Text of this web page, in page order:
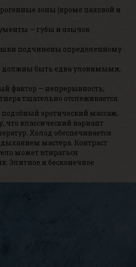
зоны (кроме паховой и
— губы и язычок
подчинены определенному
должны быть едва уловимыми,
фактор — непрерывность;
тщательно отслеживается.
подобный эротический массаж,
что классический вариант
Холод обеспечивается
мастера. Контраст
может втираться
Элитное и бесконечное